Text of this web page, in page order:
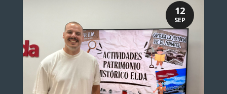
12
SEP